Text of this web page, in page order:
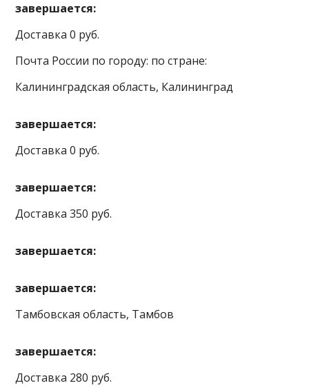
завершается:
Доставка 0 руб.
Почта России по городу: по стране:
Калининградская область, Калининград
завершается:
Доставка 0 руб.
завершается:
Доставка 350 руб.
завершается:
завершается:
Тамбовская область, Тамбов
завершается:
Доставка 280 руб.